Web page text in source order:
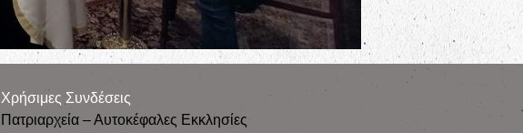
Χρήσιμες Συνδέσεις
Πατριαρχεία – Αυτοκέφαλες Εκκλησίες